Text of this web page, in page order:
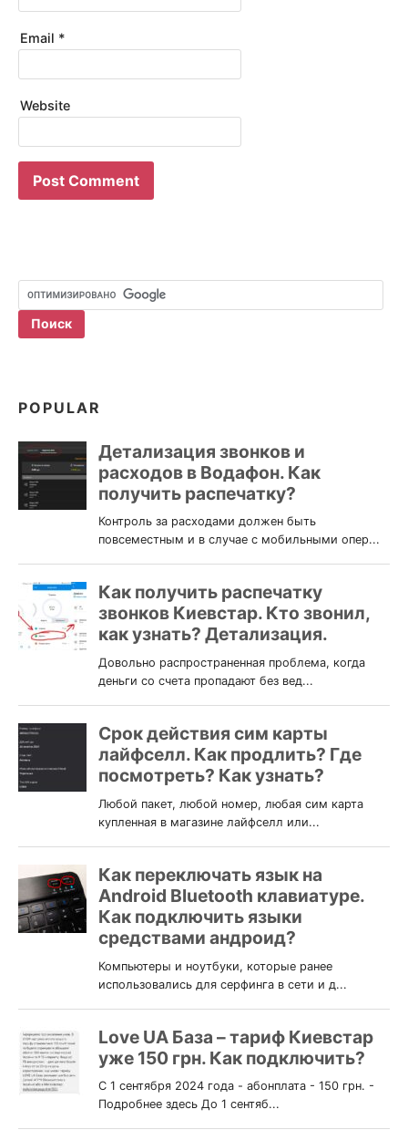
Email *
Website
POPULAR